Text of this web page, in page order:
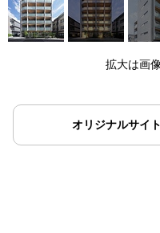
拡大は画
オリジナルサイト